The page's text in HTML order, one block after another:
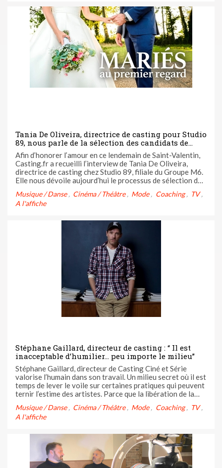
Tania De Oliveira, directrice de casting pour Studio
89, nous parle de la sélection des candidats de
“Mariés au premier regard”.
Afin d’honorer l’amour en ce lendemain de Saint-Valentin,
Casting.fr a recueilli l’interview de Tania De Oliveira,
directrice de casting chez Studio 89, filiale du Groupe M6.
Elle nous dévoile aujourd’hui le processus de sélection des
engagements et d’un vrai mariage ” Tania De ...
Musique / Danse Cinéma / Théâtre Mode Coaching
TV
A l'affiche
Stéphane Gaillard, directeur de casting : “ Il est
inacceptable d’humilier… peu importe le milieu”
Stéphane Gaillard, directeur de Casting Ciné et Série
valorise l’humain dans son travail. Un milieu secret où il est
temps de lever le voile sur certaines pratiques qui peuvent
ternir l’estime des artistes. Parce que la libération de la
un directeur de casting engagé vers plus d'éthique ...
Musique / Danse Cinéma / Théâtre Mode Coaching
TV
A l'affiche